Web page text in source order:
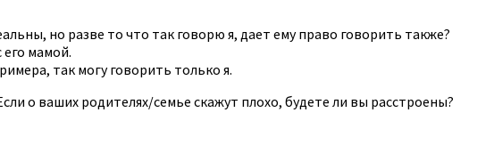
но разве то что так говорю я, дает ему право говорить также?
мамой.
так могу говорить только я.
о ваших родителях/семье скажут плохо, будете ли вы расстроены?